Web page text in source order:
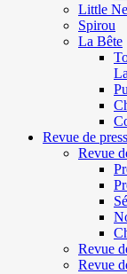
Little
Spirou
La Bête
Revue de
Revue
Revue
Revue